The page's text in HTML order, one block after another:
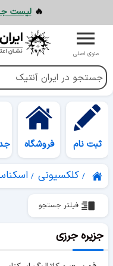
🔥لیست جدید
منوی اصلی
ثبت نام فروشگاه
کلکسیونی
فیلتر جستجو
جزیره جرزی